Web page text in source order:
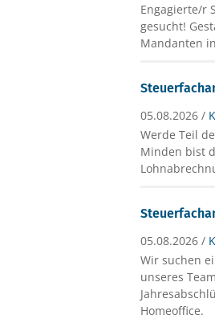
Engagierte/r
gesucht!
Mandanten
05.08.2026 /
Werde Teil
Minden bist
05.08.2026 /
Wir suchen
unseres
Homeoffice.